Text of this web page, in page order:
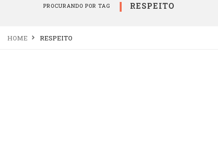
PROCURANDO POR TAG RESPEITO
HOME RESPEITO